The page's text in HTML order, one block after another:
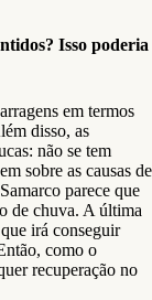
Isso poderia
em termos
disso, as
não se tem
sobre as causas de
parece que
de chuva. A última
irá conseguir
como o
recuperação no